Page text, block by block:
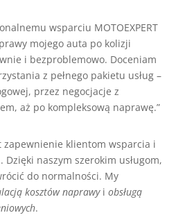
wsparciu MOTOEXPERT
mojego auta po kolizji
i bezproblemowo. Doceniam
z pełnego pakietu usług –
przez negocjacje z
aż po kompleksową naprawę.”
zapewnienie klientom wsparcia i
naszym szerokim usługom,
do normalności. My
kosztów naprawyi obsługą
.